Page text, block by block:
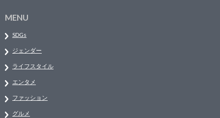
MENU
SDGs
ジェンダー
ライフスタイル
エンタメ
ファッション
グルメ